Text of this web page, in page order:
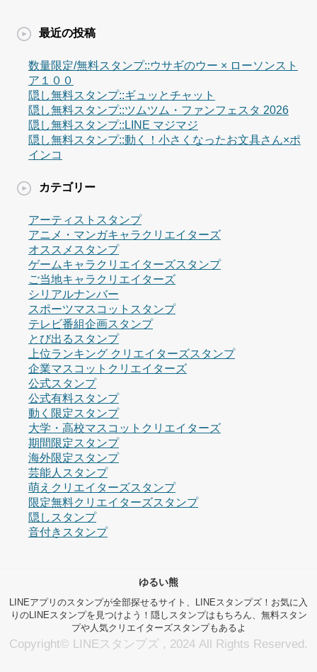
最近の投稿
数量限定/無料スタンプ::ウサギのウー × ローソンスト
ア１００
隠し無料スタンプ::ギュッとチャット
隠し無料スタンプ::ツムツム・ファンフェスタ 2026
隠し無料スタンプ::LINE マジマジ
隠し無料スタンプ::動く！小さくなったお文具さん×ポ
インコ
カテゴリー
アーティストスタンプ
アニメ・マンガキャラクリエイターズ
オススメスタンプ
ゲームキャラクリエイターズスタンプ
ご当地キャラクリエイターズ
シリアルナンバー
スポーツマスコットスタンプ
テレビ番組企画スタンプ
とび出るスタンプ
上位ランキング クリエイターズスタンプ
企業マスコットクリエイターズ
公式スタンプ
公式有料スタンプ
動く限定スタンプ
大学・高校マスコットクリエイターズ
期間限定スタンプ
海外限定スタンプ
芸能人スタンプ
萌えクリエイターズスタンプ
限定無料クリエイターズスタンプ
隠しスタンプ
音付きスタンプ
ゆるい熊
LINEアプリのスタンプが全部探せるサイト、LINEスタンプズ！お気に入
りのLINEスタンプを見つけよう！隠しスタンプはもちろん、無料スタン
プや人気クリエイターズスタンプもあるよ
Copyright© LINEスタンプズ , 2024 All Rights Reserved.